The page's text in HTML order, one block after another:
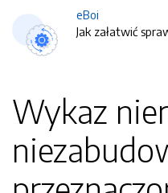
eBoi
Jak załatwić
Wykaz